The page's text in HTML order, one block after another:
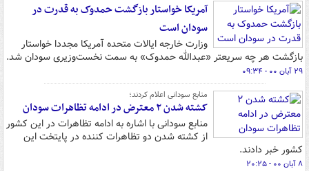
آمریکا خواستار بازگشت حمدوک به قدرت در
سودان است
وزارت خارجه ایالات متحده آمریکا مجددا خواستار
بازگشت هر چه سریعتر «عبدالله حمدوک» به سمت نخست‌وزیری سودان شد.
۲۹ آبان ۰۰ - ۰۹:۳۴
منابع سودانی اعلام کردند؛
کشته شدن ۲ معترض در ادامه تظاهرات سودان
منابع سودانی با اشاره به ادامه تظاهرات در این کشور
از کشته شدن دو تظاهرات کننده در پایتخت این
کشور خبر دادند.
۸ آبان ۰۰ - ۲۰:۲۵